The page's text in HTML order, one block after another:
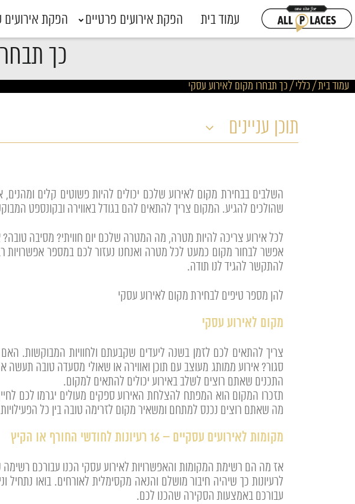
עמוד בית הפקת אירועים פרטיים הפקת אירועים
כך
עמוד בית/כללי/כך תבחרו מקום לאירוע עסקי
תוכן עניינים
השלבים בבחירת מקום לאירוע שלכם יכולים להיות פשוטים קלים
שהולכים להגיע. המקום צריך להתאים להם בגודל באווירה ובקונספט
לכל אירוע צריכה להיות מטרה, מה המטרה שלכם יום חוויתי? מסיבה
אפשר לבחור מקום כמעט לכל מטרה ואנחנו נעזור לכם במספר
להתקשר להגיד לנו תודה.
להן מספר טיפים לבחירת מקום לאירוע עסקי
מקום לאירוע עסקי
צריך להתאים לכם לזמן בשנה ליעדים שקבעתם ולחוויות המבוקשות.
סגור? אירוע ממותג מעוצב עם תוכן ואווירה או שאולי מסעדה טובה תעשה
התכנים שאתם רוצים לשלב באירוע יכולים להתאים למקום.
תזכרו המקום הוא המפתח להצלחת האירוע ספקים מעולים יגרמו לכם
מה שאתם רוצים נכנס למתחם ומשאיר מקום לזרימה טובה בין כל
מקומות לאירועים עסקיים – 16 רעיונות לחודשי החורף או הקיץ
אז מה הם רשימת המקומות והאפשרויות לאירוע עסקי הכנו עבורכם
לרעיונות כך שיהיה חיבור מושלם והנאה מקסימלית לאורחים. בואו
עבורכם באמצעות הסקירה שהכנו לכם.